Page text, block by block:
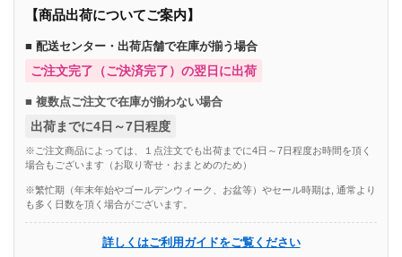
【商品出荷についてご案内】
■ 配送センター・出荷店舗で在庫が揃う場合
ご注文完了（ご決済完了）の翌日に出荷
■ 複数点ご注文で在庫が揃わない場合
出荷までに4日～7日程度
※ご注文商品によっては、１点注文でも出荷までに4日～7日程度お時間を頂く
場合もございます（お取り寄せ・おまとめのため）
※繁忙期（年末年始やゴールデンウィーク、お盆等）やセール時期は, 通常より
も多く日数を頂く場合がございます。
詳しくはご利用ガイドをご覧ください